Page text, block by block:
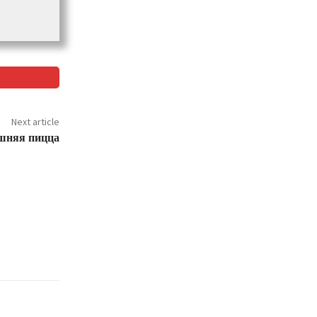
Next article
пицца